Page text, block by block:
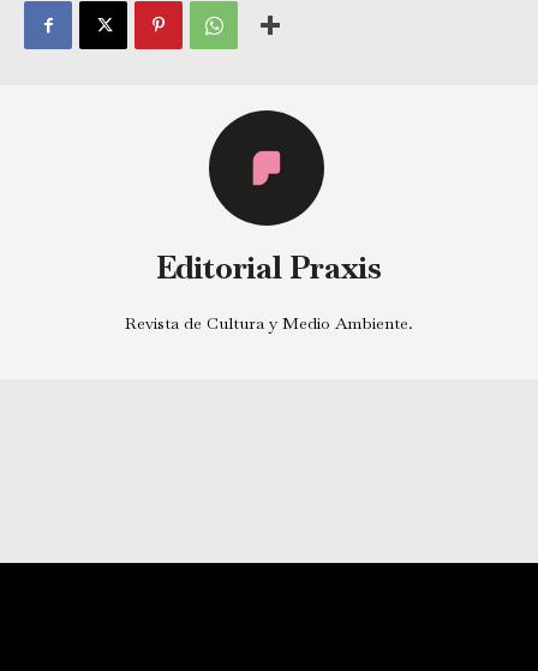
Editorial Praxis
Revista de Cultura y Medio Ambiente.